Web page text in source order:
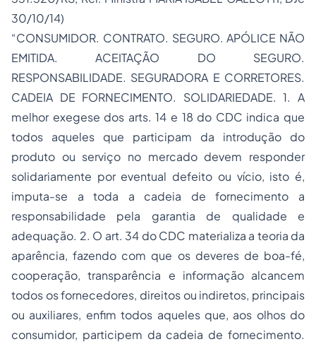
30/10/14)
“CONSUMIDOR. CONTRATO. SEGURO. APÓLICE NÃO
EMITIDA. ACEITAÇÃO DO SEGURO.
RESPONSABILIDADE. SEGURADORA E CORRETORES.
CADEIA DE FORNECIMENTO. SOLIDARIEDADE. 1. A
melhor exegese dos arts. 14 e 18 do CDC indica que
todos aqueles que participam da introdução do
produto ou serviço no mercado devem responder
solidariamente por eventual defeito ou vício, isto é,
imputa-se a toda a cadeia de fornecimento a
responsabilidade pela garantia de qualidade e
adequação. 2. O art. 34 do CDC materializa a teoria da
aparência, fazendo com que os deveres de boa-fé,
cooperação, transparência e informação alcancem
todos os fornecedores, direitos ou indiretos, principais
ou auxiliares, enfim todos aqueles que, aos olhos do
consumidor, participem da cadeia de fornecimento.